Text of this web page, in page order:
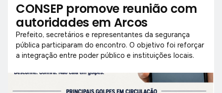
CONSEP promove reunião com
autoridades em Arcos
Prefeito, secretários e representantes da segurança
pública participaram do encontro. O objetivo foi reforçar
a integração entre poder público e instituições locais.